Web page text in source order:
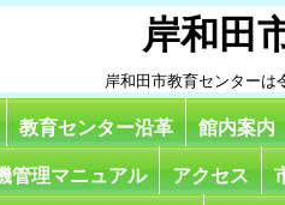
岸和田
岸和田市教育センターは
教育センター沿革 館内案内
管理マニュアル アクセス